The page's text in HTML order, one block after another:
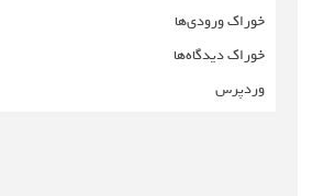
خوراک ورودی‌ها
خوراک دیدگاه‌ها
وردپرس